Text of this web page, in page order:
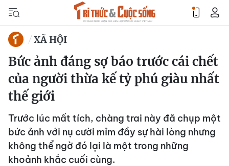
XÃ HỘI
Bức ảnh đáng sợ báo trước cái chết
của người thừa kế tỷ phú giàu nhất
thế giới
Trước lúc mất tích, chàng trai này đã chụp một
bức ảnh với nụ cười mỉm đầy sự hài lòng nhưng
không thể ngờ đó lại là một trong những
khoảnh khắc cuối cùng.